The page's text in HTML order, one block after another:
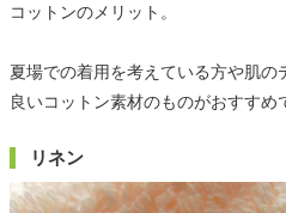
コットンのメリット。
夏場での着用を考えている方や肌
良いコットン素材のものがおすすめ
リネン